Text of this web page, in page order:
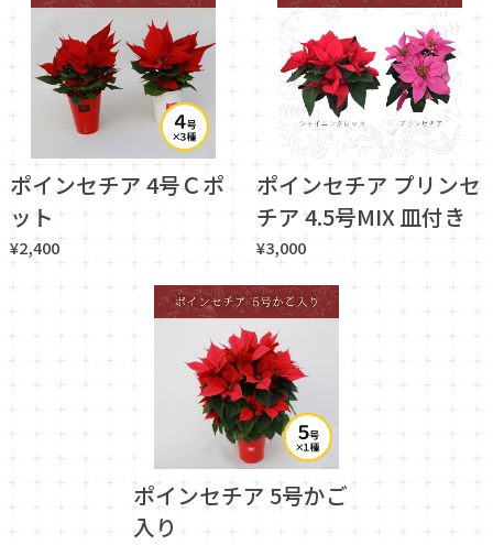
ポインセチア 4号Ｃポ
ット
¥2,400
ポインセチア プリンセ
チア 4.5号MIX 皿付き
¥3,000
ポインセチア 5号かご
入り